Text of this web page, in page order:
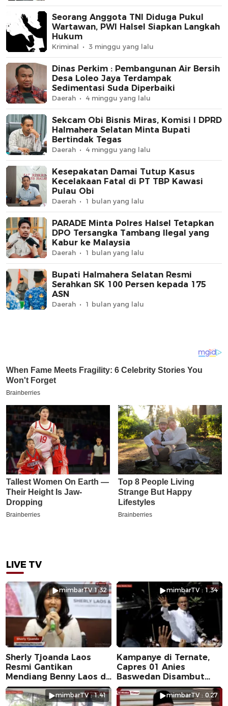
Seorang Anggota TNI Diduga Pukul
Wartawan, PWI Halsel Siapkan Langkah
Hukum
Kriminal 3 minggu yang lalu
Dinas Perkim : Pembangunan Air Bersih
Desa Loleo Jaya Terdampak
Sedimentasi Suda Diperbaiki
Daerah 4 minggu yang lalu
Sekcam Obi Bisnis Miras, Komisi I DPRD
Halmahera Selatan Minta Bupati
Bertindak Tegas
Daerah 4 minggu yang lalu
Kesepakatan Damai Tutup Kasus
Kecelakaan Fatal di PT TBP Kawasi
Pulau Obi
Daerah 1 bulan yang lalu
PARADE Minta Polres Halsel Tetapkan
DPO Tersangka Tambang Ilegal yang
Kabur ke Malaysia
Daerah 1 bulan yang lalu
Bupati Halmahera Selatan Resmi
Serahkan SK 100 Persen kepada 175
ASN
Daerah 1 bulan yang lalu
LIVE TV
mimbarTV 1:32
Sherly Tjoanda Laos
Resmi Gantikan
Mendiang Benny Laos di
Pilkada 2024
mimbarTV : 1.34
Kampanye di Ternate,
Capres 01 Anies
Baswedan Disambut
Ribuan Warga
mimbarTV : 1.41 mimbarTV : 0.27